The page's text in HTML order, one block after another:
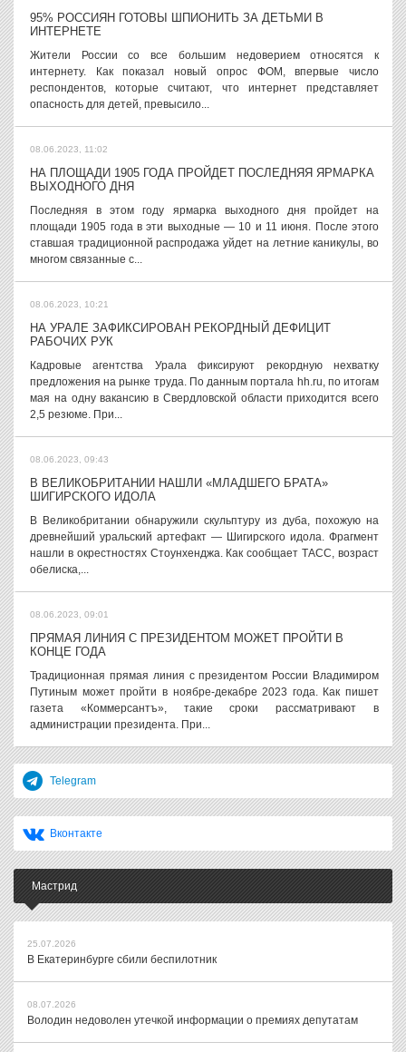
95% РОССИЯН ГОТОВЫ ШПИОНИТЬ ЗА ДЕТЬМИ В
ИНТЕРНЕТЕ
Жители России со все большим недоверием относятся к
интернету. Как показал новый опрос ФОМ, впервые число
респондентов, которые считают, что интернет представляет
опасность для детей, превысило...
08.06.2023, 11:02
НА ПЛОЩАДИ 1905 ГОДА ПРОЙДЕТ ПОСЛЕДНЯЯ ЯРМАРКА
ВЫХОДНОГО ДНЯ
Последняя в этом году ярмарка выходного дня пройдет на
площади 1905 года в эти выходные — 10 и 11 июня. После этого
ставшая традиционной распродажа уйдет на летние каникулы, во
многом связанные с...
08.06.2023, 10:21
НА УРАЛЕ ЗАФИКСИРОВАН РЕКОРДНЫЙ ДЕФИЦИТ
РАБОЧИХ РУК
Кадровые агентства Урала фиксируют рекордную нехватку
предложения на рынке труда. По данным портала hh.ru, по итогам
мая на одну вакансию в Свердловской области приходится всего
2,5 резюме. При...
08.06.2023, 09:43
В ВЕЛИКОБРИТАНИИ НАШЛИ «МЛАДШЕГО БРАТА»
ШИГИРСКОГО ИДОЛА
В Великобритании обнаружили скульптуру из дуба, похожую на
древнейший уральский артефакт — Шигирского идола. Фрагмент
нашли в окрестностях Стоунхенджа. Как сообщает ТАСС, возраст
обелиска,...
08.06.2023, 09:01
ПРЯМАЯ ЛИНИЯ С ПРЕЗИДЕНТОМ МОЖЕТ ПРОЙТИ В
КОНЦЕ ГОДА
Традиционная прямая линия с президентом России Владимиром
Путиным может пройти в ноябре-декабре 2023 года. Как пишет
газета «Коммерсантъ», такие сроки рассматривают в
администрации президента. При...
Telegram
Вконтакте
Мастрид
25.07.2026
В Екатеринбурге сбили беспилотник
08.07.2026
Володин недоволен утечкой информации о премиях депутатам